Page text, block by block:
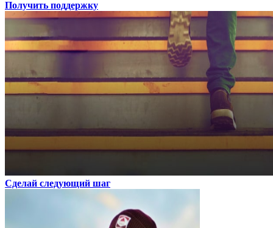
Получить поддержку
Сделай следующий шаг